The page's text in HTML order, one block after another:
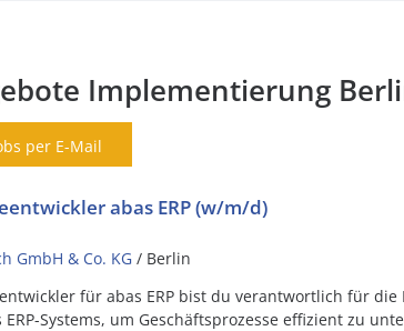
Implementierung
per E-Mail
abas ERP (w/m/d)
GmbH & Co. KG / Berlin
für abas ERP bist du verantwortlich für die
Systems, um Geschäftsprozesse effizient zu